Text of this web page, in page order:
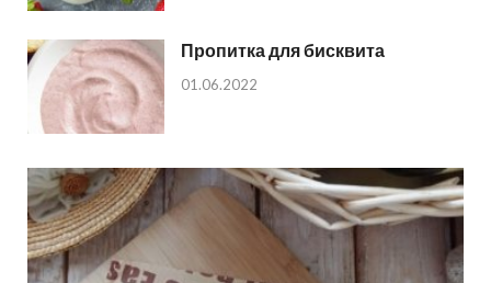
Пропитка для бисквита
01.06.2022